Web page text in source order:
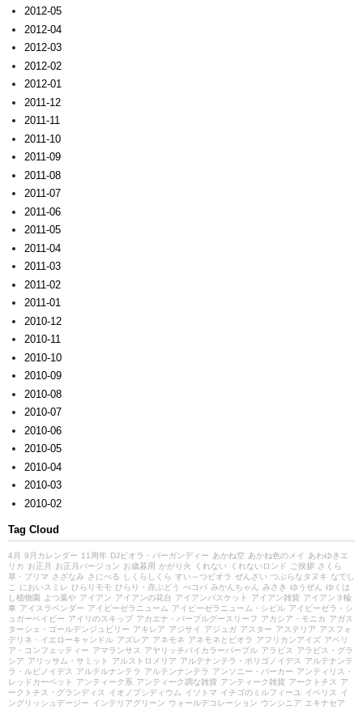
2012-05
2012-04
2012-03
2012-02
2012-01
2011-12
2011-11
2011-10
2011-09
2011-08
2011-07
2011-06
2011-05
2011-04
2011-03
2011-02
2011-01
2010-12
2010-11
2010-10
2010-09
2010-08
2010-07
2010-06
2010-05
2010-04
2010-03
2010-02
Tag Cloud
4月 9月カレンダー 11周年 DJビオラ・バーガンディー あかね空 あかね色のメイ
あわゆきエ
リカ お正月 お正月バージョン お歳暮用 かがり火 くれない くれないロンド ご挨拶 さくら
草・プリマ さざなみ さにべる しくらしくら すい～つビオラ ぜんざい つぶらなタヌキ なでし
こ
においスミレ ひらりモモ ひらり・赤ぶどう べコパ みかんちゃん みさき ゆうぜん
ゆくは
し植物園
よつ葉や アイアン アイアンの花台 アイアンバスケット アイアン雑貨 アイアン３輪
車 アイスラベンダー アイビーゼラニューム アイビーゼラニューム・シビル アイビーゼラ・シ
ュガーベイビー アイリのスキップ アカエナ・パープルグースリーフ アカシア・モニカ アガス
ターシェ・ゴールデンジュビリー アキレア アジサイ アジュガ アスター アステリア アスフォ
デリネ・イエローキャンドル アズレア アネモネ アネモネとビオラ アフリカンアイズ アベリ
ア・コンフェッティー アマランサス アヤリッチバイカラーパープル アラビス
アラビス・グラ
シア アリッサム・サミット アルストロメリア アルテナンテラ・ポリゴノイデス
アルテナンテ
ラ・ルビノイデス
アルテルナンテラ アルテンナンテラ アンソニー・パーカー アンティリス・
レッドカーペット
アンティーク系 アンティーク調な雑貨 アンティーク雑貨 アークトチス
ア
ークトチス・グランディス
イオノプシディウム イソトマ イチゴのミルフィーユ イベリス
イ
ングリッシュデージー インテリアグリーン ウォールデコレーション ウンシニア エキナセア